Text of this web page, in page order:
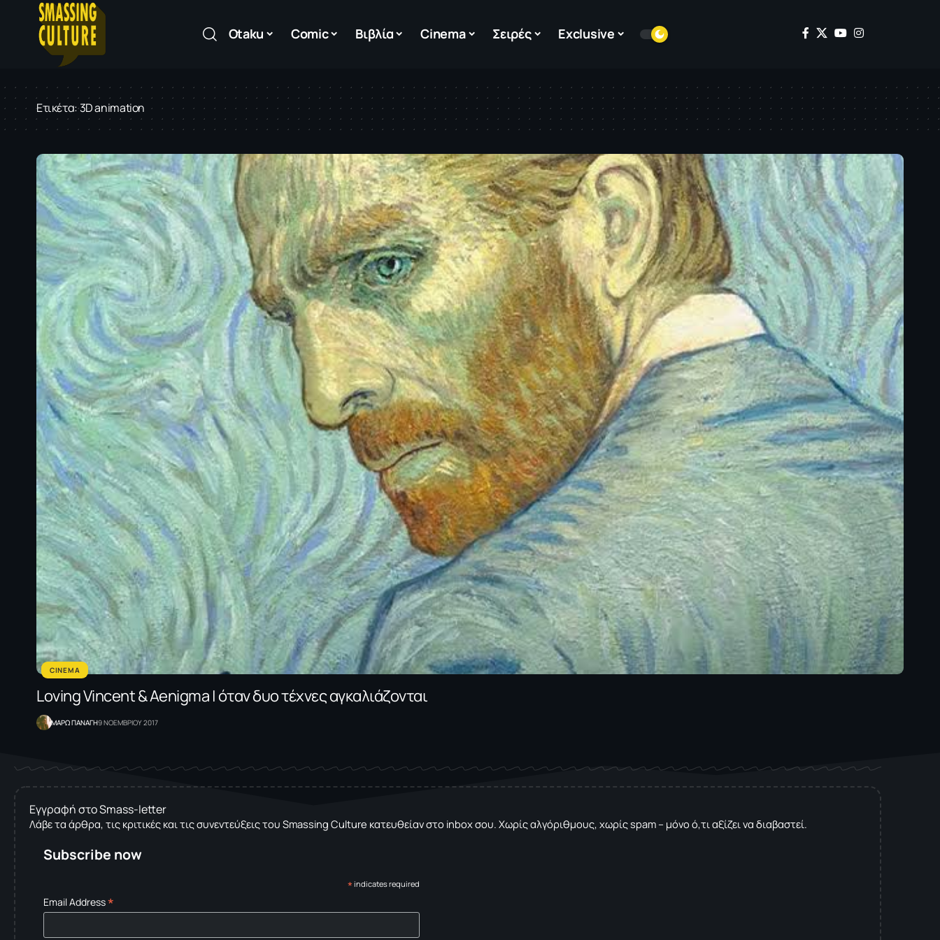
Otaku Comic Βιβλία Cinema Σειρές Exclusive
Ετικέτα:3D animation
CINEMA
Loving Vincent & Aenigma | όταν δυο τέχνες αγκαλιάζονται
ΜΑΡΩ ΠΑΝΑΓΗ9 ΝΟΕΜΒΡΙΟΥ 2017
Εγγραφή στο Smass-letter
Λάβε τα άρθρα, τις κριτικές και τις συνεντεύξεις του Smassing Culture κατευθείαν στο inbox σου. Χωρίς αλγόριθμους, χωρίς spam – μόνο ό,τι αξίζει να διαβαστεί.
Subscribe now
* indicates required
Email Address*